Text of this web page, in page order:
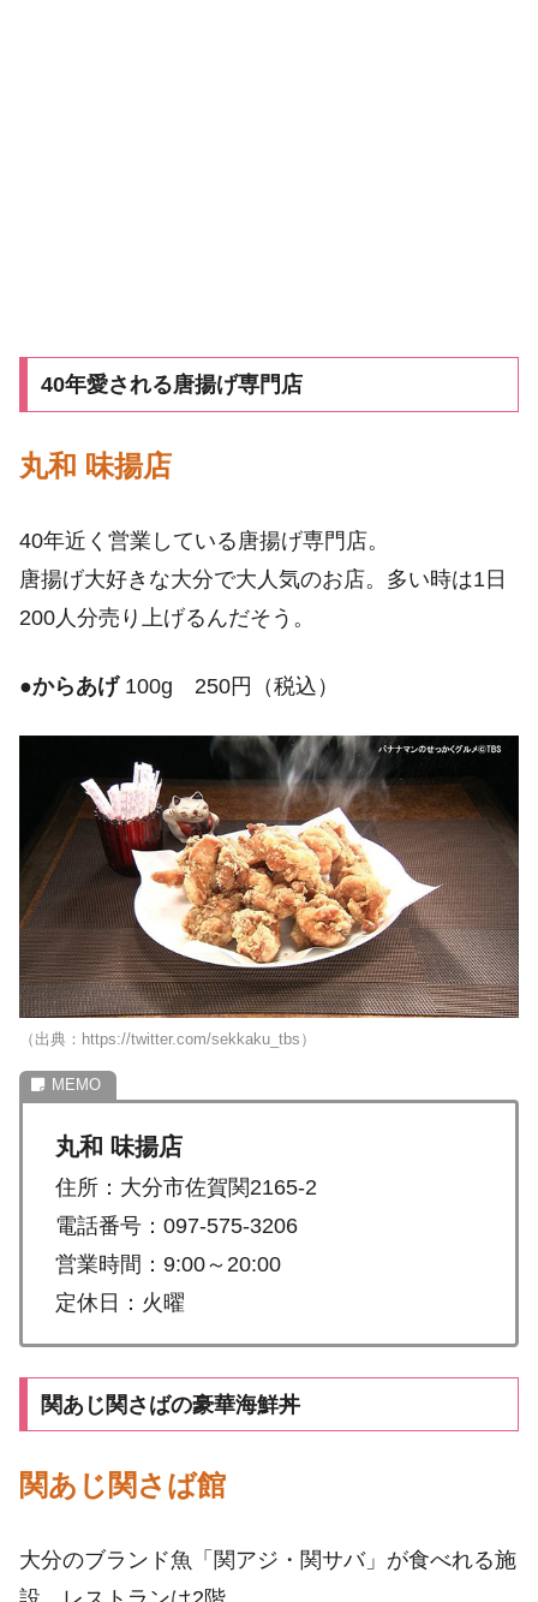
40年愛される唐揚げ専門店
丸和 味揚店
40年近く営業している唐揚げ専門店。
唐揚げ大好きな大分で大人気のお店。多い時は1日
200人分売り上げるんだそう。
●からあげ100g 250円（税込）
（出典：https://twitter.com/sekkaku_tbs）
丸和 味揚店
住所：大分市佐賀関2165-2
電話番号：097-575-3206
営業時間：9:00～20:00
定休日：火曜
関あじ関さばの豪華海鮮丼
関あじ関さば館
大分のブランド魚「関アジ・関サバ」が食べれる施